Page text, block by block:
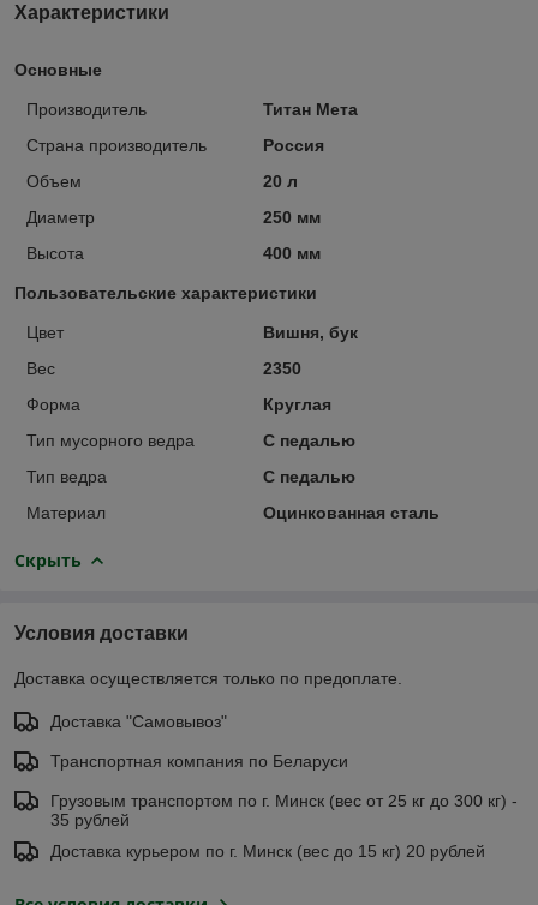
Характеристики
Основные
Производитель
Титан Мета
Страна производитель
Россия
Объем
20 л
Диаметр
250 мм
Высота
400 мм
Пользовательские характеристики
Цвет
Вишня, бук
Вес
2350
Форма
Круглая
Тип мусорного ведра
С педалью
Тип ведра
C педалью
Материал
Оцинкованная сталь
Скрыть
Условия доставки
Доставка осуществляется только по предоплате.
Доставка "Самовывоз"
Транспортная компания по Беларуси
Грузовым транспортом по г. Минск (вес от 25 кг до 300 кг) -
35 рублей
Доставка курьером по г. Минск (вес до 15 кг) 20 рублей